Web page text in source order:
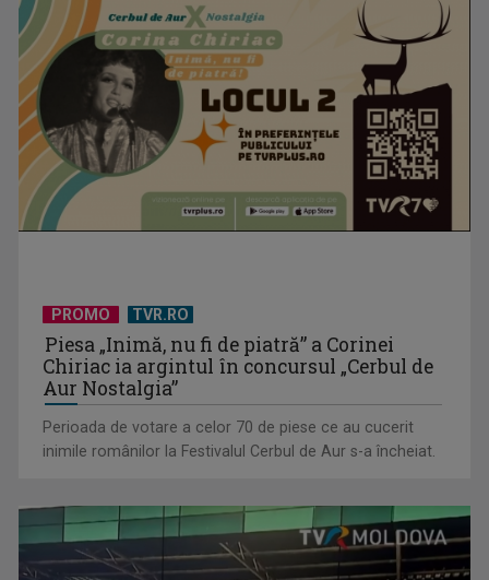
Piesa „Inimă, nu fi de piatră” a Corinei
Chiriac ia argintul în concursul „Cerbul de
Aur Nostalgia”
Perioada de votare a celor 70 de piese ce au cucerit
inimile românilor la Festivalul Cerbul de Aur s-a încheiat.